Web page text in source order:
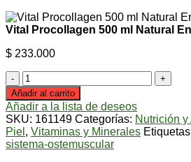
Vital Procollagen 500 ml Natural
$ 233.000
Vital
Procollagen
500
ml
Natural
Energy
cantidad
Añadir al carrito
Añadir a la lista de deseos
SKU: 161149 Categorías: Nutrición
Piel , Vitaminas y Minerales
sistema-ostemuscular